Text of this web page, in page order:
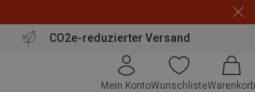
CO2e-reduzierter Versand
Mein KontoWunschlisteWarenkorb